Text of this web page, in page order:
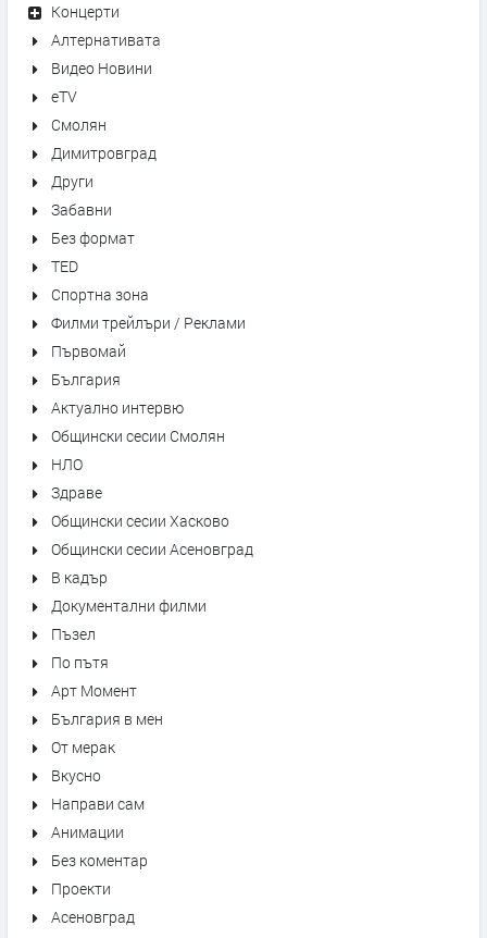
Концерти
Алтернативата
Видео Новини
eTV
Смолян
Димитровград
Други
Забавни
Без формат
TED
Спортна зона
Филми трейлъри / Реклами
Първомай
България
Актуално интервю
Общински сесии Смолян
НЛО
Здраве
Общински сесии Хасково
Общински сесии Асеновград
В кадър
Документални филми
Пъзел
По пътя
Арт Момент
България в мен
От мерак
Вкусно
Направи сам
Анимации
Без коментар
Проекти
Асеновград